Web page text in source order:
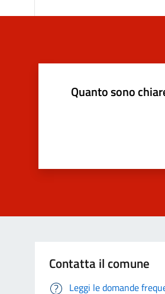
Quanto sono
Contatta il comune
Leggi le domande